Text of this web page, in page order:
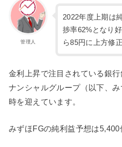
管理人
2022年度上期は
捗率62%となり
ら85円に上方修
金利上昇で注目されている銀
ナンシャルグループ（以下、
時を迎えています。
みずほFGの純利益予想は5,400